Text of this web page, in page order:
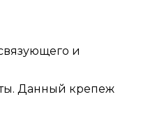
и
Данный крепеж